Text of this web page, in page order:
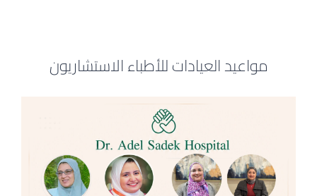
مواعيد العيادات للأطباء الاستشاريون